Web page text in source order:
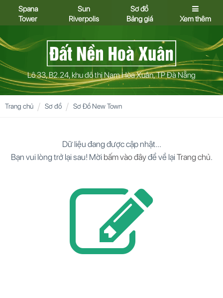
Spana
Tower
Sun
Riverpolis
Sơ đồ
Bảng giá
Xem thêm
Lô 33, B2.24, khu đô thị Nam Hòa Xuân, TP Đà Nẵng
Trang chủ Sơ đồ Sơ Đồ New Town
Dữ liệu đang được cập nhật...
Bạn vui lòng trở lại sau! Mời bấm vào đâyđể về lại Trang chủ.